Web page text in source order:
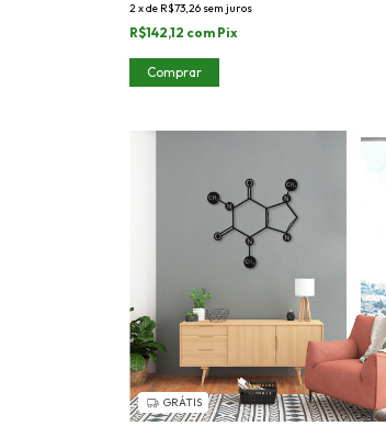
2xde R$73,26 sem juros
R$142,12 com Pix
Comprar
GRÁTIS